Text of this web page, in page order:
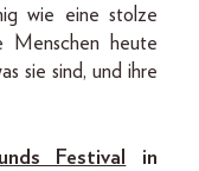
wie eine stolze
Menschen heute
sie sind, und ihre
Festival
in